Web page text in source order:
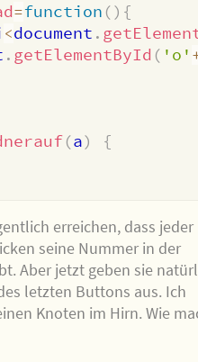
=function () {
<document .
. getElementById ( 'o'
(a)
{
erreichen, dass jeder
seine Nummer in der
Aber jetzt geben sie
letzten Buttons aus. Ich
Knoten im Hirn. Wie